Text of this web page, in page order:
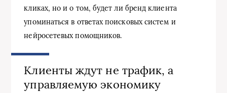
кликах, но и о том, будет ли бренд клиента
упоминаться в ответах поисковых систем и
нейросетевых помощников.
Клиенты ждут не трафик, а
управляемую экономику